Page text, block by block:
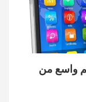
واسع من